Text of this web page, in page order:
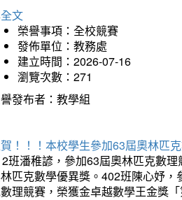
文
榮譽事項：全校競賽
發佈單位：教務處
建立時間：2026-07-16
瀏覽次數：271
發布者：教學組
！！！本校學生參加63屆奧林匹
班潘稚諺，參加63屆奧林匹克數
匹克數學優異獎。402班陳心妤
理競賽，榮獲金卓越數學王金獎